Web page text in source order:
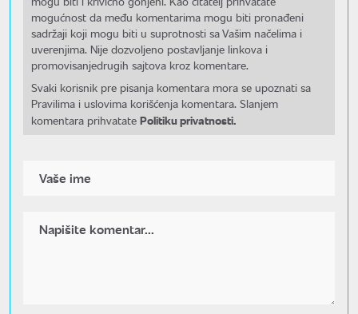
mogućnost da među komentarima mogu biti pronađeni
sadržaji koji mogu biti u suprotnosti sa Vašim načelima i
uverenjima. Nije dozvoljeno postavljanje linkova i
promovisanjedrugih sajtova kroz komentare.
Svaki korisnik pre pisanja komentara mora se upoznati sa
Pravilima i uslovima korišćenja komentara. Slanjem
komentara prihvatate Politiku privatnosti.